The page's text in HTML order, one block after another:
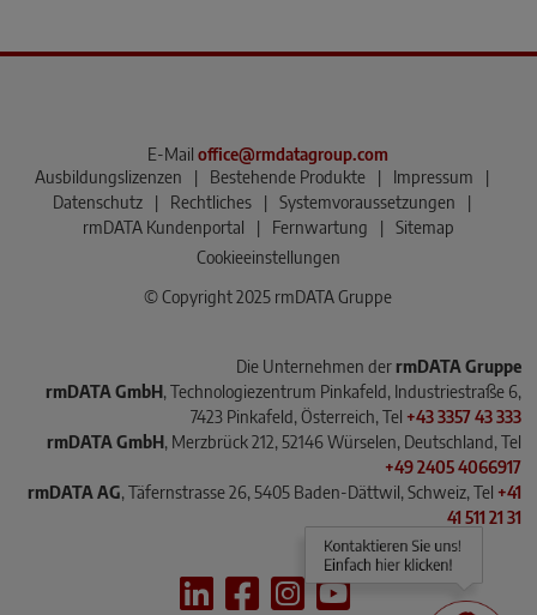
E-Mailoffice@rmdatagroup.com
Ausbildungslizenzen
| Bestehende Produkte | Impressum
|
Datenschutz
| Rechtliches | Systemvoraussetzungen
|
rmDATA Kundenportal
| Fernwartung |
Sitemap
Cookieeinstellungen
© Copyright 2025 rmDATA Gruppe
Die Unternehmen der rmDATA Gruppe
rmDATA GmbH, Technologiezentrum Pinkafeld, Industriestraße 6,
7423 Pinkafeld, Österreich, Tel +43 3357 43 333
rmDATA GmbH, Merzbrück 212, 52146 Würselen, Deutschland, Tel
+49 2405 4066917
rmDATA AG, Täfernstrasse 26, 5405 Baden-Dättwil, Schweiz, Tel +41
41 511 21 31